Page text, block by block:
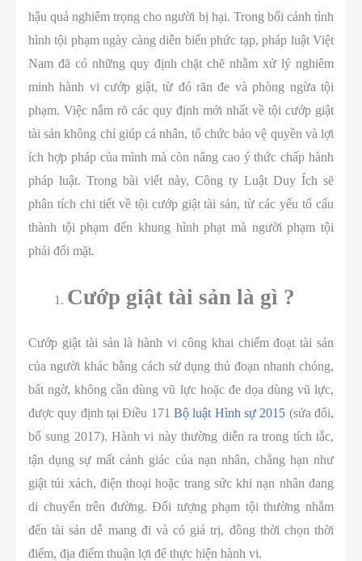
hậu quả nghiêm trọng cho người bị hại. Trong bối cảnh tình
hình tội phạm ngày càng diễn biến phức tạp, pháp luật Việt
Nam đã có những quy định chặt chẽ nhằm xử lý nghiêm
minh hành vi cướp giật, từ đó răn đe và phòng ngừa tội
phạm. Việc nắm rõ các quy định mới nhất về tội cướp giật
tài sản không chỉ giúp cá nhân, tổ chức bảo vệ quyền và lợi
ích hợp pháp của mình mà còn nâng cao ý thức chấp hành
pháp luật. Trong bài viết này, Công ty Luật Duy Ích sẽ
phân tích chi tiết về tội cướp giật tài sản, từ các yếu tố cấu
thành tội phạm đến khung hình phạt mà người phạm tội
phải đối mặt.
Cướp giật tài sản là gì ?
Cướp giật tài sản là hành vi công khai chiếm đoạt tài sản
của người khác bằng cách sử dụng thủ đoạn nhanh chóng,
bất ngờ, không cần dùng vũ lực hoặc đe dọa dùng vũ lực,
được quy định tại Điều 171 Bộ luật Hình sự 2015 (sửa đổi,
bổ sung 2017). Hành vi này thường diễn ra trong tích tắc,
tận dụng sự mất cảnh giác của nạn nhân, chẳng hạn như
giật túi xách, điện thoại hoặc trang sức khi nạn nhân đang
di chuyển trên đường. Đối tượng phạm tội thường nhắm
đến tài sản dễ mang đi và có giá trị, đồng thời chọn thời
điểm, địa điểm thuận lợi để thực hiện hành vi.